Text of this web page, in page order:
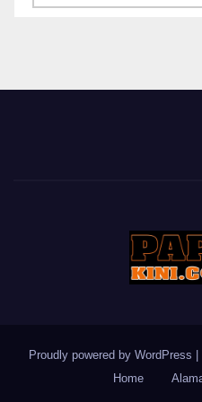
Proudly powered by WordPress
Home